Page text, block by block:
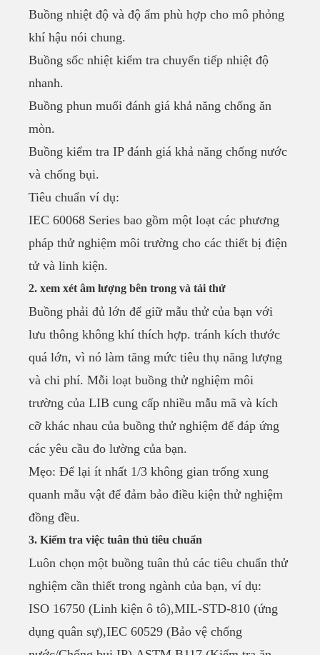
Buồng nhiệt độ và độ ẩm phù hợp cho mô phỏng
khí hậu nói chung.
Buồng sốc nhiệt kiểm tra chuyển tiếp nhiệt độ
nhanh.
Buồng phun muối đánh giá khả năng chống ăn
mòn.
Buồng kiểm tra IP đánh giá khả năng chống nước
và chống bụi.
Tiêu chuẩn ví dụ:
IEC 60068 Series bao gồm một loạt các phương
pháp thử nghiệm môi trường cho các thiết bị điện
tử và linh kiện.
2. xem xét âm lượng bên trong và tải thử
Buồng phải đủ lớn để giữ mẫu thử của bạn với
lưu thông không khí thích hợp. tránh kích thước
quá lớn, vì nó làm tăng mức tiêu thụ năng lượng
và chi phí. Mỗi loạt buồng thử nghiệm môi
trường của LIB cung cấp nhiều mẫu mã và kích
cỡ khác nhau của buồng thử nghiệm để đáp ứng
các yêu cầu đo lường của bạn.
Mẹo: Để lại ít nhất 1/3 không gian trống xung
quanh mẫu vật để đảm bảo điều kiện thử nghiệm
đồng đều.
3. Kiểm tra việc tuân thủ tiêu chuẩn
Luôn chọn một buồng tuân thủ các tiêu chuẩn thử
nghiệm cần thiết trong ngành của bạn, ví dụ:
ISO 16750 (Linh kiện ô tô),MIL-STD-810 (ứng
dụng quân sự),IEC 60529 (Bảo vệ chống